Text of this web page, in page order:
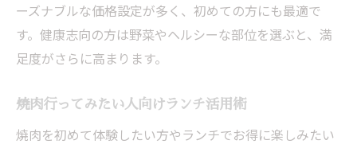
ーズナブルな価格設定が多く、初めての方にも最適で
す。健康志向の方は野菜やヘルシーな部位を選ぶと、満
足度がさらに高まります。
焼肉行ってみたい人向けランチ活用術
焼肉を初めて体験したい方やランチでお得に楽しみたい